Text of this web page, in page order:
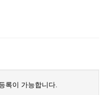
록이 가능합니다.